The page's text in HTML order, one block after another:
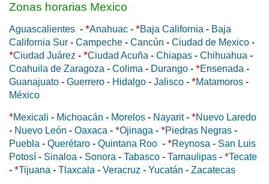
Zonas horarias Mexico
Aguascalientes - *Anahuac - *Baja California - Baja
California Sur - Campeche - Cancún - Ciudad de Mexico -
*Ciudad Juárez - *Ciudad Acuña - Chiapas - Chihuahua -
Coahuila de Zaragoza - Colima - Durango - *Ensenada -
Guanajuato - Guerrero - Hidalgo - Jalisco - *Matamoros -
México
*Mexicali - Michoacán - Morelos - Nayarit- *Nuevo Laredo
- Nuevo León - Oaxaca - *Ojinaga - *Piedras Negras -
Puebla - Querétaro - Quintana Roo - *Reynosa - San Luis
Potosí - Sinaloa - Sonora - Tabasco - Tamaulipas - *Tecate
- *Tijuana - Tlaxcala - Veracruz - Yucatán - Zacatecas